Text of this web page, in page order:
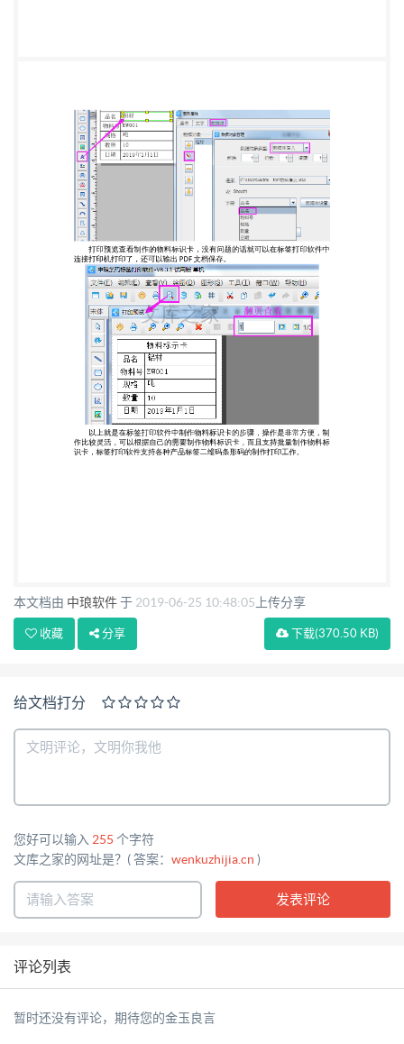
本文档由 中琅软件于 2019-06-25 10:48:05 上传分享
下载(370.50 KB)
收藏 分享
给文档打分
您好可以输入 255 个字符
文库之家的网址是？( 答案： wenkuzhijia.cn )
评论列表
暂时还没有评论，期待您的金玉良言